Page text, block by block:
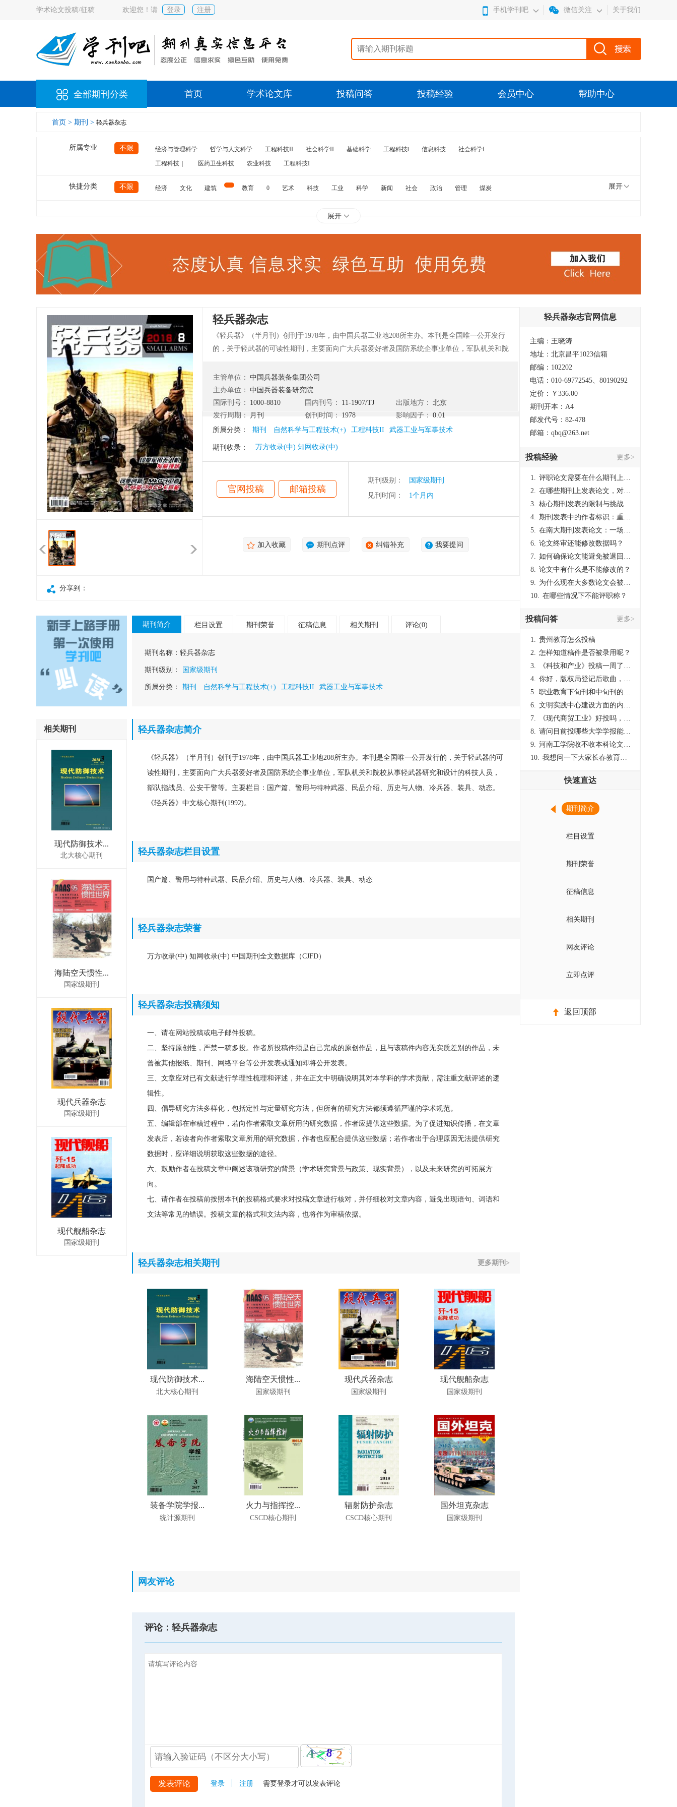
学术论文投稿/征稿 欢迎您！请 登录 注册 手机学刊吧 微信关注 关于我们
全部期刊分类 首页 学术论文库 投稿问答 投稿经验 会员中心 帮助中心
首页 > 期刊 > 轻兵器杂志
所属专业 不限 经济与管理科学 哲学与人文科学 工程科技II 社会科学II 基础科学 工程科技‖ 信息科技
社会科学I
工程科技｜
医药卫生科技 农业科技 工程科技I
快捷分类 不限 经济 文化 建筑 教育 0 艺术 科技 工业 科学 新闻 社会 政治 管理
煤炭
展开
展开
轻兵器杂志
《轻兵器》（半月刊）创刊于1978年，由中国兵器工业地208所主办。本刊是全国唯一公开发行
的，关于轻武器的可读性期刊，主要面向广大兵器爱好者及国防系统企事业单位，军队机关和院
种武器、民品介绍、历史与人物、冷兵器、装具、动态。 《轻兵器》中文核心期刊(1992)。
主管单位： 中国兵器装备集团公司
主办单位： 中国兵器装备研究院
国际刊号：
1000-8810 国内刊号： 11-1907/TJ 出版地方：
北京
发行周期：
月刊 创刊时间： 1978 影响因子：
0.01
所属分类：
期刊 自然科学与工程技术(+) 工程科技II 武器工业与军事技术
期刊收录： 万方收录(中) 知网收录(中)
官网投稿 邮箱投稿
期刊级别：
国家级期刊
见刊时间：
1个月内
加入收藏 期刊点评 纠错补充 我要提问
分享到：
相关期刊
现代防御技术...
北大核心期刊
海陆空天惯性...
国家级期刊
现代兵器杂志
国家级期刊
现代舰船杂志
国家级期刊
期刊简介 栏目设置 期刊荣誉 征稿信息 相关期刊 评论(0)
期刊名称： 轻兵器杂志
期刊级别： 国家级期刊
所属分类： 期刊 自然科学与工程技术(+) 工程科技II 武器工业与军事技术
轻兵器杂志简介
《轻兵器》（半月刊）创刊于1978年，由中国兵器工业地208所主办。本刊是全国唯一公开发行的，关于轻武器的可
读性期刊，主要面向广大兵器爱好者及国防系统企事业单位，军队机关和院校从事轻武器研究和设计的科技人员，
部队指战员、公安干警等。主要栏目：国产篇、警用与特种武器、民品介绍、历史与人物、冷兵器、装具、动态。
《轻兵器》中文核心期刊(1992)。
轻兵器杂志栏目设置
国产篇、警用与特种武器、民品介绍、历史与人物、冷兵器、装具、动态
轻兵器杂志荣誉
万方收录(中) 知网收录(中) 中国期刊全文数据库（CJFD）
轻兵器杂志投稿须知
一、请在网站投稿或电子邮件投稿。
二、坚持原创性，严禁一稿多投。作者所投稿件须是自己完成的原创作品，且与该稿件内容无实质差别的作品，未
曾被其他报纸、期刊、网络平台等公开发表或通知即将公开发表。
三、文章应对已有文献进行学理性梳理和评述，并在正文中明确说明其对本学科的学术贡献，需注重文献评述的逻
辑性。
四、倡导研究方法多样化，包括定性与定量研究方法，但所有的研究方法都须遵循严谨的学术规范。
五、编辑部在审稿过程中，若向作者索取文章所用的研究数据，作者应提供这些数据。为了促进知识传播，在文章
发表后，若读者向作者索取文章所用的研究数据，作者也应配合提供这些数据；若作者出于合理原因无法提供研究
数据时，应详细说明获取这些数据的途径。
六、鼓励作者在投稿文章中阐述该项研究的背景（学术研究背景与政策、现实背景），以及未来研究的可拓展方
向。
七、请作者在投稿前按照本刊的投稿格式要求对投稿文章进行核对，并仔细校对文章内容，避免出现语句、词语和
文法等常见的错误。投稿文章的格式和文法内容，也将作为审稿依据。
轻兵器杂志相关期刊 更多期刊>
现代防御技术...
北大核心期刊
海陆空天惯性...
国家级期刊
现代兵器杂志
国家级期刊
现代舰船杂志
国家级期刊
装备学院学报...
统计源期刊
火力与指挥控...
CSCD核心期刊
辐射防护杂志
CSCD核心期刊
国外坦克杂志
国家级期刊
网友评论
评论：轻兵器杂志
发表评论 登录 注册 需要登录才可以发表评论
轻兵器杂志官网信息
主编：王晓涛
地址：北京昌平1023信箱
邮编：102202
电话：010-69772545、80190292
定价：￥336.00
期刊开本：A4
邮发代号：82-478
邮箱：qbq@263.net
投稿经验 更多>
1. 评职论文需要在什么期刊上发表？
2. 在哪些期刊上发表论文，对考研有优势？
3. 核心期刊发表的限制与挑战
4. 期刊发表中的作者标识：重要性与实践
5. 在南大期刊发表论文：一场知识探索与学术成就的旅程
6. 论文终审还能修改数据吗？
7. 如何确保论文能避免被退回：关键条件与策略
8. 论文中有什么是不能修改的？
9. 为什么现在大多数论文会被评判为AI撰写？（深度剖析查重机制下的困境与出路）
10. 在哪些情况下不能评职称？
投稿问答 更多>
1. 贵州教育怎么投稿
2. 怎样知道稿件是否被录用呢？
3.
《科技和产业》投稿一周了仍是“已发回执”状态，这是什么意思？什么时候外审？
4. 你好，版权局登记后歌曲，这里能否发表
5. 职业教育下旬刊和中旬刊的国内刊号一样，他们有什么区别，两本刊物都是真的吗？
6. 文明实践中心建设方面的内容适合那种期刊
7.
《现代商贸工业》好投吗，版面费多少？
8. 请问目前投哪些大学学报能较快出刊啊
9. 河南工学院收不收本科论文呀？
10. 我想问一下大家长春教育学院学报是本科学报吗？
快速直达
期刊简介
栏目设置
期刊荣誉
征稿信息
相关期刊
网友评论
立即点评
返回顶部